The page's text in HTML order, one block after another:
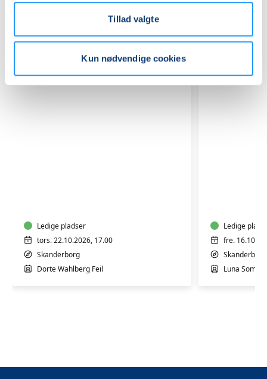
Tillad valgte
Kun nødvendige cookies
Relaterede hold
-
Skanderborg
Ledige pladser
tors. 22.10.2026, 17.00
Skanderborg
Dorte Wahlberg Feil
Ledige
fre.
Skanderborg
Luna